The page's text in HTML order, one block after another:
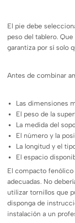
El pie debe
peso del tablero.
garantiza por sí solo
Antes de combinar
Las dimensiones
El peso de la
La medida del
El número y la
La longitud y el
El espacio
El compacto
adecuadas. No
utilizar tornillos que
disponga de
instalación a un